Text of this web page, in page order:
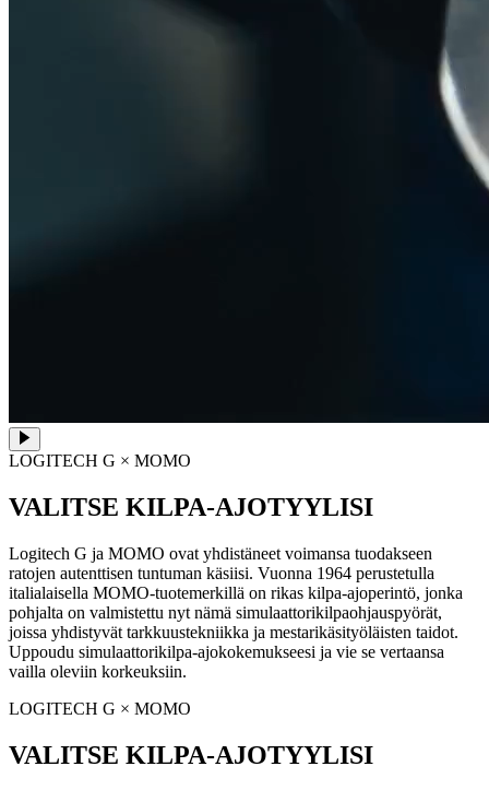
LOGITECH G × MOMO
VALITSE KILPA-AJOTYYLISI
Logitech G ja MOMO ovat yhdistäneet voimansa tuodakseen
ratojen autenttisen tuntuman käsiisi. Vuonna 1964 perustetulla
italialaisella MOMO-tuotemerkillä on rikas kilpa-ajoperintö, jonka
pohjalta on valmistettu nyt nämä simulaattorikilpaohjauspyörät,
joissa yhdistyvät tarkkuustekniikka ja mestarikäsityöläisten taidot.
Uppoudu simulaattorikilpa-ajokokemukseesi ja vie se vertaansa
vailla oleviin korkeuksiin.
LOGITECH G × MOMO
VALITSE KILPA-AJOTYYLISI